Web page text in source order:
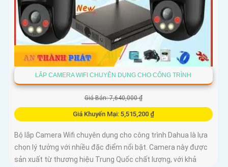
LẮP CAMERA WIFI CHUYÊN DỤNG CHO CÔNG TRÌNH
Giá Bán: 7,640,000 ₫
Giá Khuyến Mại: 5,515,200 ₫
Bộ lắp Camera Wifi chuyên dụng cho công trình Dahua là lựa
chọn lý tưởng với nhiều đặc điểm nổi bật. Camera này được
sản xuất từ thương hiệu Trung Quốc chất lượng, với khả